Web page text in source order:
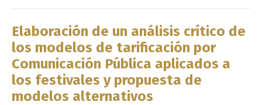
Elaboración de un análisis crítico de
los modelos de tarificación por
Comunicación Pública aplicados a
los festivales y propuesta de
modelos alternativos